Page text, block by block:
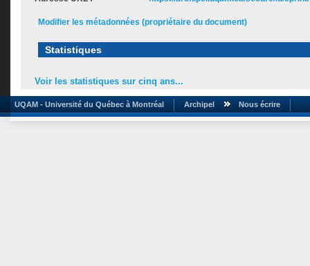
Modifier les métadonnées (propriétaire du document)
Statistiques
Voir les statistiques sur cinq ans...
UQAM - Université du Québec à Montréal Archipel Nous écrire